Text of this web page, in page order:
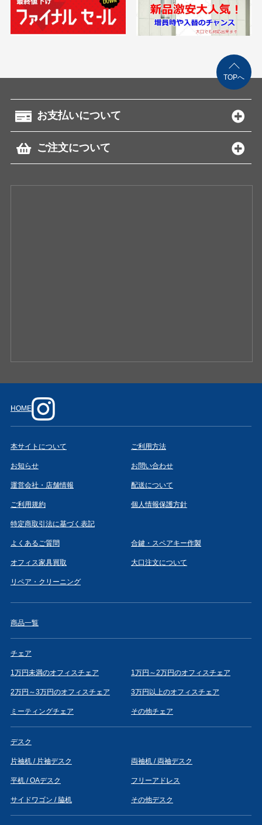
お支払いについて
ご注文について
HOME
本サイトについて ご利用方法
お知らせ お問い合わせ
運営会社・店舗情報 配送について
ご利用規約 個人情報保護方針
特定商取引法に基づく表記
よくあるご質問 合鍵・スペアキー作製
オフィス家具買取 大口注文について
リペア・クリーニング
商品一覧
チェア
1万円未満のオフィスチェア 1万円～2万円のオフィスチェア
2万円～3万円のオフィスチェア 3万円以上のオフィスチェア
ミーティングチェア その他チェア
デスク
片袖机 / 片袖デスク 両袖机 / 両袖デスク
平机 / OAデスク フリーアドレス
サイドワゴン / 脇机 その他デスク
TOPへ